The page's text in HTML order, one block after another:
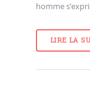
homme
LIRE LA